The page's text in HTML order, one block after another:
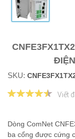
SKU:
Viết
Dòng ComNet
ba cổng được cứng